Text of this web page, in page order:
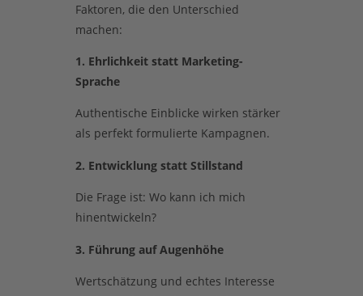
Faktoren, die den Unterschied
machen:
1. Ehrlichkeit statt Marketing-
Sprache
Authentische Einblicke wirken stärker
als perfekt formulierte Kampagnen.
2. Entwicklung statt Stillstand
Die Frage ist: Wo kann ich mich
hinentwickeln?
3. Führung auf Augenhöhe
Wertschätzung und echtes Interesse